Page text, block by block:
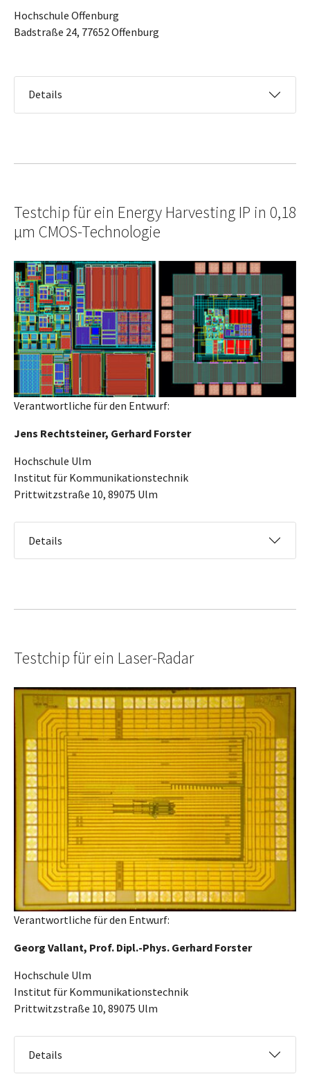
Hochschule Offenburg
Badstraße 24, 77652 Offenburg
Details
Testchip für ein Energy Harvesting IP in 0,18
µm CMOS-Technologie
Verantwortliche für den Entwurf:
Jens Rechtsteiner, Gerhard Forster
Hochschule Ulm
Institut für Kommunikationstechnik
Prittwitzstraße 10, 89075 Ulm
Details
Testchip für ein Laser-Radar
Verantwortliche für den Entwurf:
Georg Vallant, Prof. Dipl.-Phys. Gerhard Forster
Hochschule Ulm
Institut für Kommunikationstechnik
Prittwitzstraße 10, 89075 Ulm
Details